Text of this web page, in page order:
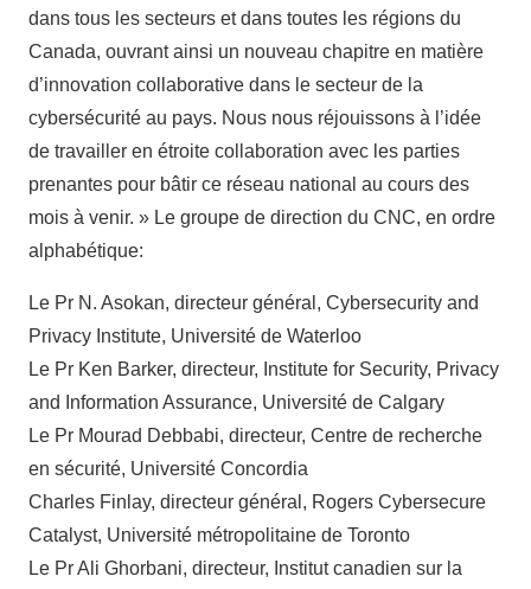
dans tous les secteurs et dans toutes les régions du
Canada, ouvrant ainsi un nouveau chapitre en matière
d’innovation collaborative dans le secteur de la
cybersécurité au pays. Nous nous réjouissons à l’idée
de travailler en étroite collaboration avec les parties
prenantes pour bâtir ce réseau national au cours des
mois à venir. » Le groupe de direction du CNC, en ordre
alphabétique:
Le Pr N. Asokan, directeur général, Cybersecurity and
Privacy Institute, Université de Waterloo
Le Pr Ken Barker, directeur, Institute for Security, Privacy
and Information Assurance, Université de Calgary
Le Pr Mourad Debbabi, directeur, Centre de recherche
en sécurité, Université Concordia
Charles Finlay, directeur général, Rogers Cybersecure
Catalyst, Université métropolitaine de Toronto
Le Pr Ali Ghorbani, directeur, Institut canadien sur la